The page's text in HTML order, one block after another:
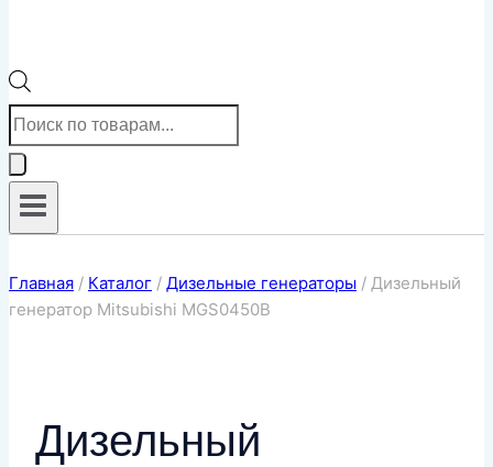
Поиск
товаров
Главная / Каталог / Дизельные генераторы / Дизельный
генератор Mitsubishi MGS0450B
Дизельный